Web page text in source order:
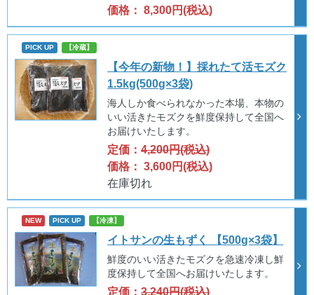
価格： 8,300円(税込)
PICK UP 【冷蔵】
【今年の新物！】採れたて活モズク
1.5kg(500g×3袋)
海人しか食べられなかった本場、本物の
いい活きたモズクを鮮度保持して全国へ
お届けいたします。
定価：4,200円(税込)
価格： 3,600円(税込)
在庫切れ
NEW PICK UP 【冷凍】
イトサンの生もずく 【500g×3袋】
鮮度のいい活きたモズクを急速冷凍し鮮
度保持して全国へお届けいたします。
定価：3,240円(税込)